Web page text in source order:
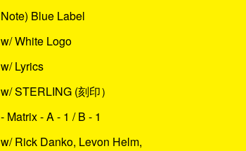
Note) Blue Label
w/ White Logo
w/ Lyrics
w/ STERLING (刻印）
- Matrix - A - 1 / B - 1
w/ Rick Danko, Levon Helm,